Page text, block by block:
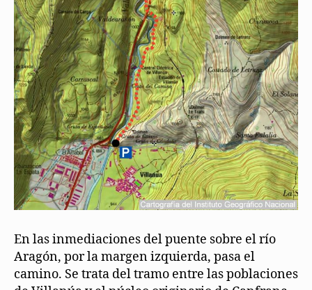
En las inmediaciones del puente sobre el río
Aragón, por la margen izquierda, pasa el
camino. Se trata del tramo entre las poblaciones